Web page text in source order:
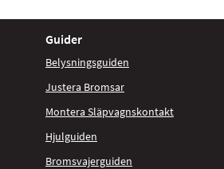
Guider
Belysningsguiden
Justera Bromsar
Montera Släpvagnskontakt
Hjulguiden
Bromsvajerguiden